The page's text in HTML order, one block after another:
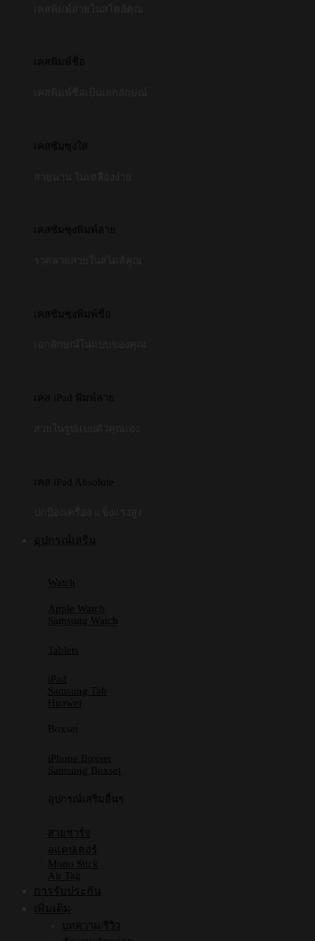
เคสพิมพ์ชื่อ
เคสซัมซุงใส
เคสซัมซุงพิมพ์ลาย
เคสซัมซุงพิมพ์ชื่อ
เคส iPad พิมพ์ลาย
เคส iPad Absolute
อุปกรณ์เสริม
Watch
Apple Watch
Samsung Watch
Tablets
iPad
Samsung Tab
Huawei
Boxset
iPhone Boxset
Samsung Boxset
อุปกรณ์เสริมอื่นๆ
สายชาร์จ
อแดปเตอร์
Mono Stick
Air Tag
การรับประกัน
เพิ่มเติม
บทความ/รีวิว